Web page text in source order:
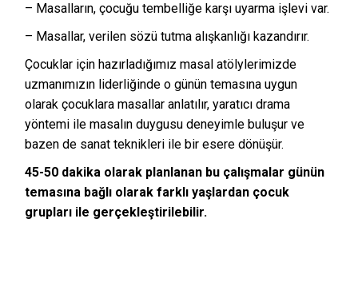
– Masalların, çocuğu tembelliğe karşı uyarma işlevi var.
– Masallar, verilen sözü tutma alışkanlığı kazandırır.
Çocuklar için hazırladığımız masal atölylerimizde
uzmanımızın liderliğinde o günün temasına uygun
olarak çocuklara masallar anlatılır, yaratıcı drama
yöntemi ile masalın duygusu deneyimle buluşur ve
bazen de sanat teknikleri ile bir esere dönüşür.
45-50 dakika olarak planlanan bu çalışmalar günün
temasına bağlı olarak farklı yaşlardan çocuk
grupları ile gerçekleştirilebilir.